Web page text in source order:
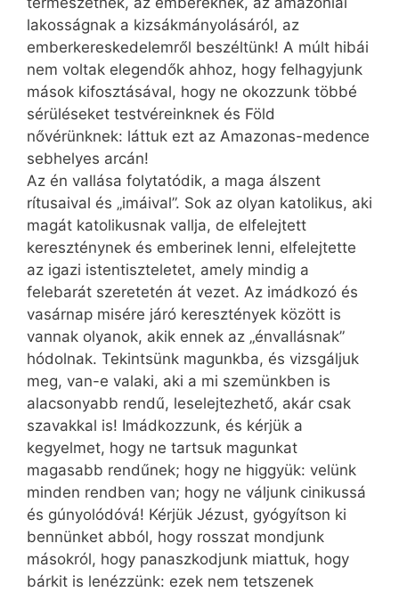
lakosságnak a kizsákmányolásáról, az
emberkereskedelemről beszéltünk! A múlt hibái
nem voltak elegendők ahhoz, hogy felhagyjunk
mások kifosztásával, hogy ne okozzunk többé
sérüléseket testvéreinknek és Föld
nővérünknek: láttuk ezt az Amazonas-medence
sebhelyes arcán!
Az én vallása folytatódik, a maga álszent
rítusaival és „imáival”. Sok az olyan katolikus, aki
magát katolikusnak vallja, de elfelejtett
kereszténynek és emberinek lenni, elfelejtette
az igazi istentiszteletet, amely mindig a
felebarát szeretetén át vezet. Az imádkozó és
vasárnap misére járó keresztények között is
vannak olyanok, akik ennek az „én­vallásnak”
hódolnak. Tekintsünk magunkba, és vizsgáljuk
meg, van-e valaki, aki a mi szemünkben is
alacsonyabb rendű, leselejtezhető, akár csak
szavakkal is! Imádkozzunk, és kérjük a
kegyelmet, hogy ne tartsuk magunkat
magasabb rendűnek; hogy ne higgyük: velünk
minden rendben van; hogy ne váljunk cinikussá
és gúnyolódóvá! Kérjük Jézust, gyógyítson ki
bennünket abból, hogy rosszat mondjunk
másokról, hogy panaszkodjunk miattuk, hogy
bárkit is lenézzünk: ezek nem tetszenek